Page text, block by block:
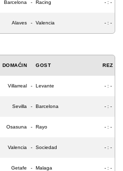
Barcelona - Racing - : -
Alaves - Valencia - : -
DOMAĆIN GOST REZ
Villarreal - Levante - : -
Sevilla - Barcelona - : -
Osasuna - Rayo - : -
Valencia - Sociedad - : -
Getafe - Malaga - : -